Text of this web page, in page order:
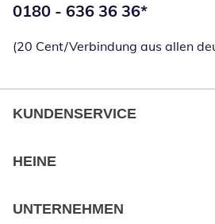
Telefonnummer:
0180 - 636 36 36*
(20 Cent/Verbindung aus allen
KUNDENSERVICE
HEINE
UNTERNEHMEN